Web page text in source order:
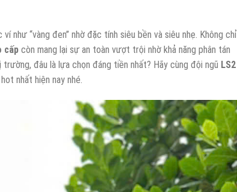
như “vàng đen” nhờ đặc tính siêu bền và siêu nhẹ. Không chỉ
cấp còn mang lại sự an toàn vượt trội nhờ khả năng phân tán
đâu là lựa chọn đáng tiền nhất? Hãy cùng đội ngũ LS2
nhất hiện nay nhé.